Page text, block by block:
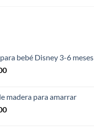
bebé Disney 3-6 meses
madera para amarrar